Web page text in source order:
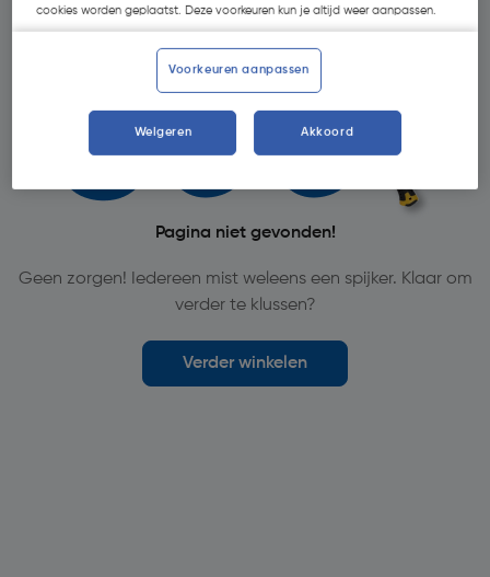
Oops!
Pagina niet gevonden!
Geen zorgen! Iedereen mist weleens een spijker. Klaar om
verder te klussen?
Verder winkelen
cookies worden geplaatst. Deze voorkeuren kun je altijd weer aanpassen.
Voorkeuren aanpassen
Weigeren Akkoord